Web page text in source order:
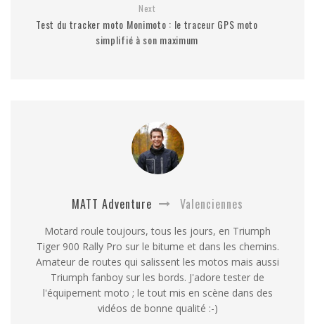
Next
Test du tracker moto Monimoto : le traceur GPS moto
simplifié à son maximum
MATT Adventure Valenciennes
Motard roule toujours, tous les jours, en Triumph
Tiger 900 Rally Pro sur le bitume et dans les chemins.
Amateur de routes qui salissent les motos mais aussi
Triumph fanboy sur les bords. J'adore tester de
l'équipement moto ; le tout mis en scène dans des
vidéos de bonne qualité :-)